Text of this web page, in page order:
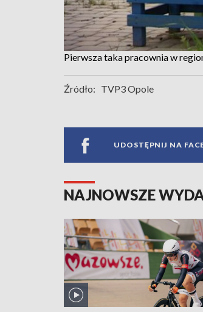
Pierwsza taka pracownia w
Źródło: TVP3 Opole
UDOSTĘPNIJ NA
NAJNOWSZE